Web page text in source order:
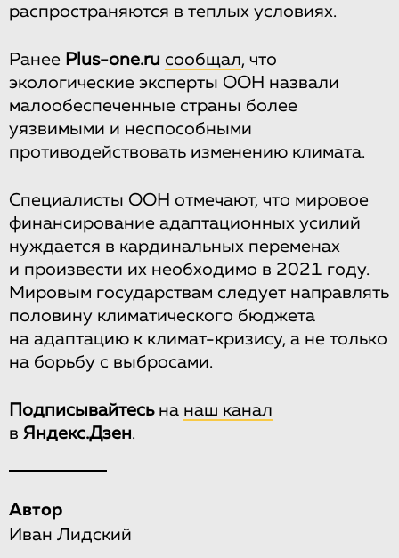
распространяются в теплых условиях.
Ранее Plus-one.ru сообщал, что
экологические эксперты ООН назвали
малообеспеченные страны более
уязвимыми и неспособными
противодействовать изменению климата.
Специалисты ООН отмечают, что мировое
финансирование адаптационных усилий
нуждается в кардинальных переменах
и произвести их необходимо в 2021 году.
Мировым государствам следует направлять
половину климатического бюджета
на адаптацию к климат-кризису, а не только
на борьбу с выбросами.
Подписывайтесьна наш канал
в Яндекс.Дзен.
Автор
Иван Лидский